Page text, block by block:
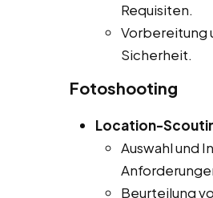
Requisiten.
Vorbereitung
Sicherheit.
Fotoshooting
Location-
Auswahl und
Beurteilung